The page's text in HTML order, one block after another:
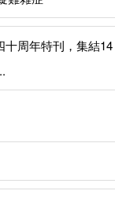
十周年特刊，集結14